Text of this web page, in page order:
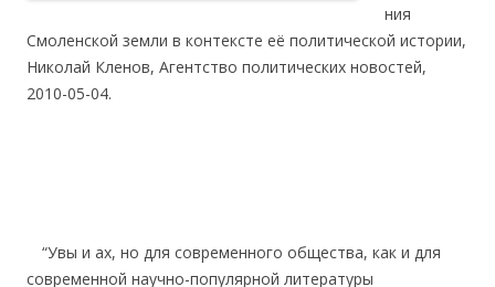
ния
Смоленской земли в контексте её политической истории,
Николай Кленов, Агентство политических новостей,
2010-05-04.
“Увы и ах, но для современного общества, как и для
современной научно-популярной литературы